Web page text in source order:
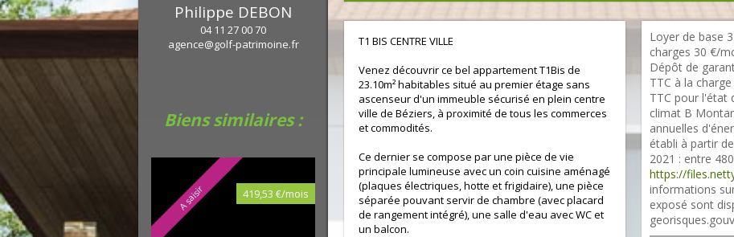
Philippe DEBON
04 11 27 00 70
agence@golf-patrimoine.fr
Biens similaires :
A saisir 419,53 €/mois
T1 BIS CENTRE VILLE
Venez découvrir ce bel appartement T1Bis de
23.10m² habitables situé au premier étage sans
ascenseur d'un immeuble sécurisé en plein centre
ville de Béziers, à proximité de tous les commerces
et commodités.
Ce dernier se compose par une pièce de vie
principale lumineuse avec un coin cuisine aménagé
(plaques électriques, hotte et frigidaire), une pièce
séparée pouvant servir de chambre (avec placard
de rangement intégré), une salle d'eau avec WC et
un balcon.
Loyer de base
charges 30 €/
Dépôt de
TTC à la
TTC pour l'état
climat B
annuelles
établi à partir
2021 : entre
https://
informations
exposé sont